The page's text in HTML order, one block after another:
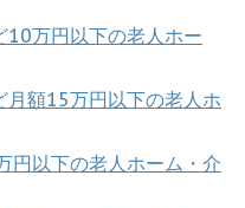
10万円以下の老人ホー
月額15万円以下の老人ホ
円以下の老人ホーム・介